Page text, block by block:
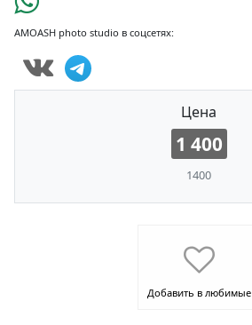
AMOASH photo studio в соцсетях:
Цена
1 400
1400
Добавить в любимые